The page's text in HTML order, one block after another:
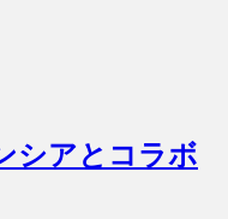
シアとコラボ